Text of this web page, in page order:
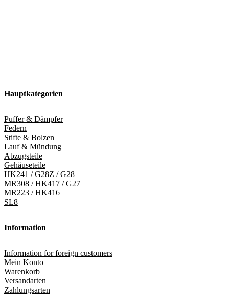
Hauptkategorien
Puffer & Dämpfer
Federn
Stifte & Bolzen
Lauf & Mündung
Abzugsteile
Gehäuseteile
HK241 / G28Z / G28
MR308 / HK417 / G27
MR223 / HK416
SL8
Information
Information for foreign customers
Mein Konto
Warenkorb
Versandarten
Zahlungsarten